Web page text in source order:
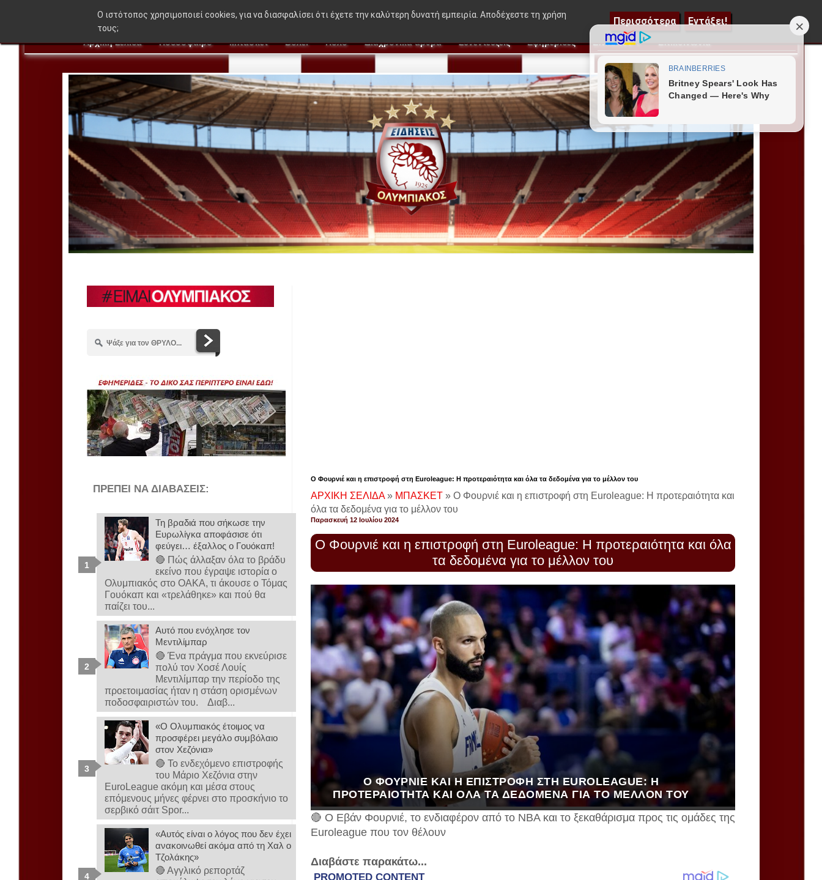
Αρχική Σελίδα Ποδόσφαιρο Μπάσκετ Βόλεϊ Πόλο Διαχρονικά άρθρα Συνεντεύξεις Εφημερίδες Επιπλέον▼
🔥 BREAKING NEWS: "Η ιδέα που δεν βγήκε στον Μεντιλίμπαρ - Ακόμα 50-50" | Η γκαντεμιά Μεντιλίμπαρ, οι 3 αλλαγές για
Ο Φουρνιέ και η επιστροφή στη Euroleague: Η προτεραιότητα και όλα τα δεδομένα για το μέλλον του
ΑΡΧΙΚΗ ΣΕΛΙΔΑ» ΜΠΑΣΚΕΤ » Ο Φουρνιέ και η επιστροφή στη Euroleague: Η προτεραιότητα και
όλα τα δεδομένα για το μέλλον του
Παρασκευή 12 Ιουλίου 2024
Ο Φουρνιέ και η επιστροφή στη Euroleague: Η προτεραιότητα και όλα
τα δεδομένα για το μέλλον του
Ο ΦΟΥΡΝΙΈ ΚΑΙ Η ΕΠΙΣΤΡΟΦΉ ΣΤΗ EUROLEAGUE: Η
ΠΡΟΤΕΡΑΙΌΤΗΤΑ ΚΑΙ ΌΛΑ ΤΑ ΔΕΔΟΜΈΝΑ ΓΙΑ ΤΟ ΜΈΛΛΟΝ ΤΟΥ
🔴 Ο Εβάν Φουρνιέ, το ενδιαφέρον από το NBA και το ξεκαθάρισμα προς τις ομάδες της
Euroleague που τον θέλουν
Διαβάστε παρακάτω...
ΠΡΕΠΕΙ ΝΑ ΔΙΑΒΑΣΕΙΣ:
Τη βραδιά που σήκωσε την
Ευρωλίγκα αποφάσισε ότι
φεύγει… έξαλλος ο Γουόκαπ!
🔴 Πώς άλλαξαν όλα το βράδυ
εκείνο που έγραψε ιστορία ο
Ολυμπιακός στο ΟΑΚΑ, τι άκουσε ο Τόμας
Γουόκαπ και «τρελάθηκε» και πού θα
παίζει του...
Αυτό που ενόχλησε τον
Μεντιλίμπαρ
🔴 Ένα πράγμα που εκνεύρισε
πολύ τον Χοσέ Λουίς
Μεντιλίμπαρ την περίοδο της
προετοιμασίας ήταν η στάση ορισμένων
ποδοσφαιριστών του. Διαβ...
«Ο Ολυμπιακός έτοιμος να
προσφέρει μεγάλο συμβόλαιο
στον Χεζόνια»
🔴 Το ενδεχόμενο επιστροφής
του Μάριο Χεζόνια στην
EuroLeague ακόμη και μέσα στους
επόμενους μήνες φέρνει στο προσκήνιο το
σερβικό σάιτ Spor...
«Αυτός είναι ο λόγος που δεν έχει
ανακοινωθεί ακόμα από τη Χαλ ο
Τζολάκης»
🔴 Αγγλικό ρεπορτάζ
O ιστότοπος χρησιμοποιεί cookies, για να διασφαλίσει ότι έχετε την καλύτερη δυνατή εμπειρία. Αποδέχεστε τη χρήση
τους;
Περισσότερα Εντάξει!